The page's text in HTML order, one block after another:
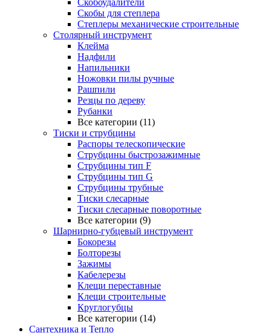
Скобоудалители
Скобы для степлера
Степлеры механические строительные
Столярный инструмент
Клейма
Надфили
Напильники
Ножовки пилы ручные
Рашпили
Резцы по дереву
Рубанки
Все категории (11)
Тиски и струбцины
Распоры телескопические
Струбцины быстрозажимные
Струбцины тип F
Струбцины тип G
Струбцины трубные
Тиски слесарные
Тиски слесарные поворотные
Все категории (9)
Шарнирно-губцевый инструмент
Бокорезы
Болторезы
Зажимы
Кабелерезы
Клещи переставные
Клещи строительные
Круглогубцы
Все категории (14)
Сантехника и Тепло